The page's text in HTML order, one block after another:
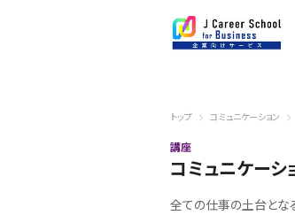
トップ コミュニケーション
講座
コミュニケー
全ての仕事の土台とな